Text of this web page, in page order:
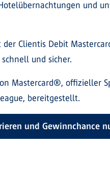
und
der Clientis Debit
und sicher.
Mastercard®, offizieller
bereitgestellt.
und Gewinnchance